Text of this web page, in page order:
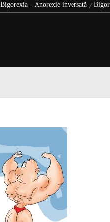
Bigorexia – Anorexie inversată